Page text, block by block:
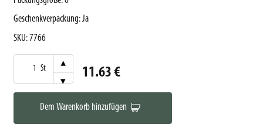
11.63 €
St
▾
▾
Dem Warenkorb hinzufügen
Geschenkverpackung:Ja
SKU: 7766